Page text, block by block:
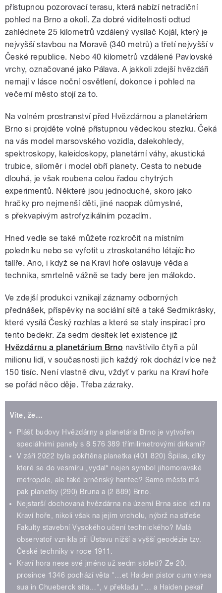
přístupnou pozorovací terasu, která nabízí netradiční
pohled na Brno a okolí. Za dobré viditelnosti odtud
zahlédnete 25 kilometrů vzdálený vysílač Kojál, který je
nejvyšší stavbou na Moravě (340 metrů) a třetí nejvyšší v
České republice. Nebo 40 kilometrů vzdálené Pavlovské
vrchy, označované jako Pálava. A jakkoli zdejší hvězdáři
nemají v lásce noční osvětlení, dokonce i pohled na
večerní město stojí za to.
Na volném prostranství před Hvězdárnou a planetáriem
Brno si projděte volně přístupnou vědeckou stezku. Čeká
na vás model marsovského vozidla, dalekohledy,
spektroskopy, kaleidoskopy, planetární váhy, akustická
trubice, siloměr i model obří planety. Cesta to nebude
dlouhá, je však roubena celou řadou chytrých
experimentů. Některé jsou jednoduché, skoro jako
hračky pro nejmenší děti, jiné naopak důmyslné,
s překvapivým astrofyzikálním pozadím.
Hned vedle se také můžete rozkročit na místním
poledníku nebo se vyfotit u ztroskotaného létajícího
talíře. Ano, i když se na Kraví hoře oslavuje věda a
technika, smrtelně vážně se tady bere jen málokdo.
Ve zdejší produkci vznikají záznamy odborných
přednášek, příspěvky na sociální sítě a také Sedmikrásky,
které vysílá Český rozhlas a které se staly inspirací pro
tento bedekr. Za sedm desítek let existence již
Hvězdárnu a planetárium Brno navštívilo čtyři a půl
milionu lidí, v současnosti jich každý rok dochází více než
150 tisíc. Není vlastně divu, vždyť v parku na Kraví hoře
se pořád něco děje. Třeba zázraky.
Víte, že…
Plášť budovy Hvězdárny a planetária Brno je vytvořen
speciálními panely s 8 576 389 třímilimetrovými dírkami?
V září 2022 byla pokřtěna planetka (401 820) Špilas, díky
které se do vesmíru „vydal“ nejen symbol jihomoravské
metropole, ale také brněnský hantec? Samo město má
pak planetky (290) Bruna a (2 889) Brno.
Nejstarší dochovaná hvězdárna na území Brna sice leží na
Kraví hoře, nikoli však na jejím vrcholu, nýbrž na střeše
Fakulty stavební Vysokého učení technického? Malá
observatoř vznikla při Ústavu nižší a vyšší geodézie tzv.
České techniky v roce 1911.
Kraví hora nese své jméno už sedm století? Ze 20.
prosince 1346 pochází věta "…et Haiden pistor cum vinea
sua in Chueberck sita…", v překladu "… a Haiden pekař